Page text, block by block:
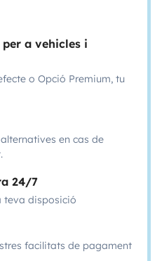
a vehicles i
o Opció Premium, tu
en cas de
24/7
teva disposició
facilitats de pagament